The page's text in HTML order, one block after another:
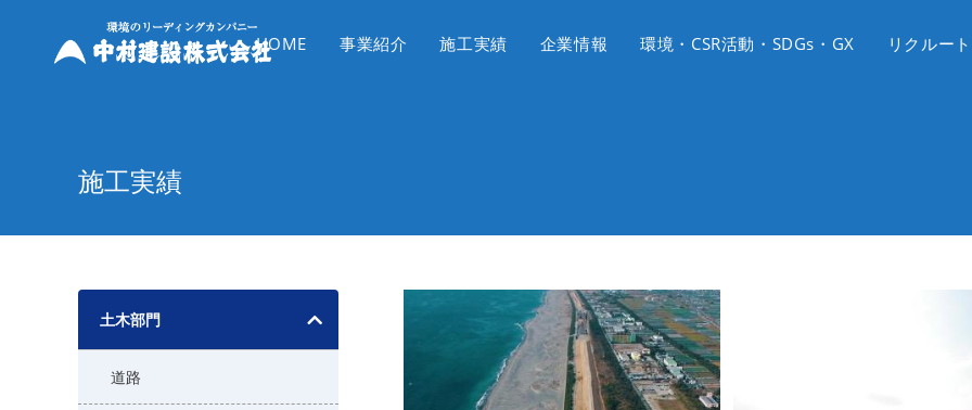
HOME 事業紹介 施工実績 企業情報 環境・CSR活動・SDGs・GX リクルート
施工実績
土木部門
道路